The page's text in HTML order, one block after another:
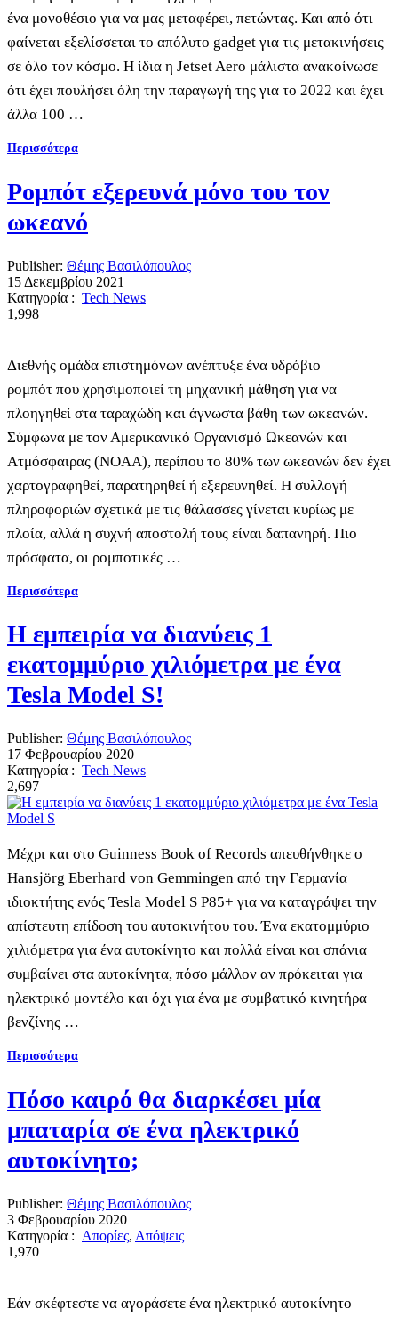
ένα μονοθέσιο για να μας μεταφέρει, πετώντας. Και από ότι
φαίνεται εξελίσσεται το απόλυτο gadget για τις μετακινήσεις
σε όλο τον κόσμο. Η ίδια η Jetset Aero μάλιστα ανακοίνωσε
ότι έχει πουλήσει όλη την παραγωγή της για το 2022 και έχει
άλλα 100 …
Περισσότερα
Ρομπότ εξερευνά μόνο του τον
ωκεανό
Publisher: Θέμης Βασιλόπουλος
15 Δεκεμβρίου 2021
Κατηγορία : Tech News
1,998
Διεθνής ομάδα επιστημόνων ανέπτυξε ένα υδρόβιο
ρομπότ που χρησιμοποιεί τη μηχανική μάθηση για να
πλοηγηθεί στα ταραχώδη και άγνωστα βάθη των ωκεανών.
Σύμφωνα με τον Αμερικανικό Οργανισμό Ωκεανών και
Ατμόσφαιρας (NOAA), περίπου το 80% των ωκεανών δεν έχει
χαρτογραφηθεί, παρατηρηθεί ή εξερευνηθεί. Η συλλογή
πληροφοριών σχετικά με τις θάλασσες γίνεται κυρίως με
πλοία, αλλά η συχνή αποστολή τους είναι δαπανηρή. Πιο
πρόσφατα, οι ρομποτικές …
Περισσότερα
Η εμπειρία να διανύεις 1
εκατομμύριο χιλιόμετρα με ένα
Tesla Model S!
Publisher: Θέμης Βασιλόπουλος
17 Φεβρουαρίου 2020
Κατηγορία : Tech News
2,697
Μέχρι και στο Guinness Book of Records απευθήνθηκε ο
Hansjörg Eberhard von Gemmingen από την Γερμανία
ιδιοκτήτης ενός Tesla Model S P85+ για να καταγράψει την
απίστευτη επίδοση του αυτοκινήτου του. Ένα εκατομμύριο
χιλιόμετρα για ένα αυτοκίνητο και πολλά είναι και σπάνια
συμβαίνει στα αυτοκίνητα, πόσο μάλλον αν πρόκειται για
ηλεκτρικό μοντέλο και όχι για ένα με συμβατικό κινητήρα
βενζίνης …
Περισσότερα
Πόσο καιρό θα διαρκέσει μία
μπαταρία σε ένα ηλεκτρικό
αυτοκίνητο;
Publisher: Θέμης Βασιλόπουλος
3 Φεβρουαρίου 2020
Κατηγορία : Απορίες, Απόψεις
1,970
Εάν σκέφτεστε να αγοράσετε ένα ηλεκτρικό αυτοκίνητο